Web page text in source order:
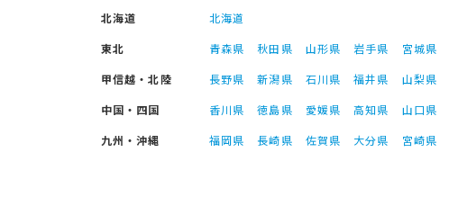
北海道
北海道
東北
青森県 秋田県 山形県 岩手県 宮城県
甲信越・北陸
長野県 新潟県 石川県 福井県 山梨県
中国・四国
香川県 徳島県 愛媛県 高知県 山口県
九州・沖縄
福岡県 長崎県 佐賀県 大分県 宮崎県